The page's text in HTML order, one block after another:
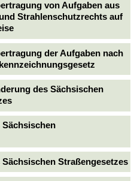
von Aufgaben aus
Strahlenschutzrechts auf
der Aufgaben nach
des Sächsischen
Straßengesetzes